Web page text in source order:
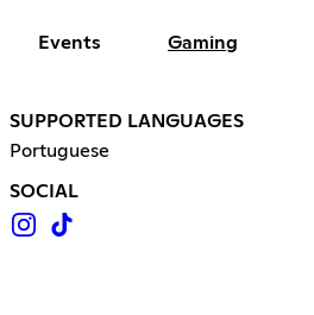
Events Gaming
SUPPORTED LANGUAGES
Portuguese
SOCIAL